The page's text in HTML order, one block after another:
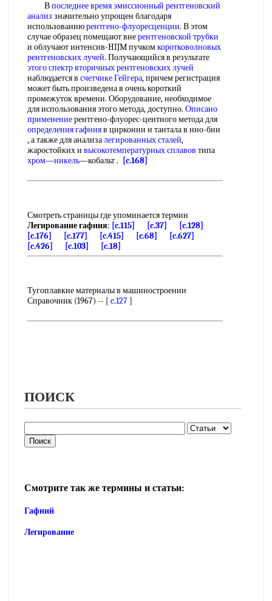
Впоследнее времяэмиссионный рентгеновский
анализ значительно упрощен благодаря
использованиюрентгено-флуоресценции. В этом
случае образец помещают внерентгеновской трубки
и облучают интенсив-HIJM пучкомкоротковолновых
рентгеновских лучей. Получающийся в результате
этого спектрвторичных рентгеновских лучей
наблюдается в счетчике Гейгера, причем регистрация
может быть произведена в очень короткий
промежуток времени. Оборудование, необходимое
для использования этого метода, доступно. Описано
применениерентгено-флуорес-центного метода для
определения гафнияв цирконии и тантала в нио-бии
, а также для анализалегированных сталей,
жаростойких и высокотемпературных сплавов типа
хром—никель—кобальт . [c.168]
Смотреть страницы где упоминается термин
Легирование гафния: [c.115] [c.37]
[c.128]
[c.176]
[c.177] [c.415] [c.68]
[c.627]
[c.426]
[c.103] [c.18]
Тугоплавкие материалы в машиностроении
Справочник (1967) -- [ c.127]
ПОИСК
Смотрите так же термины и статьи:
Гафний
Легирование